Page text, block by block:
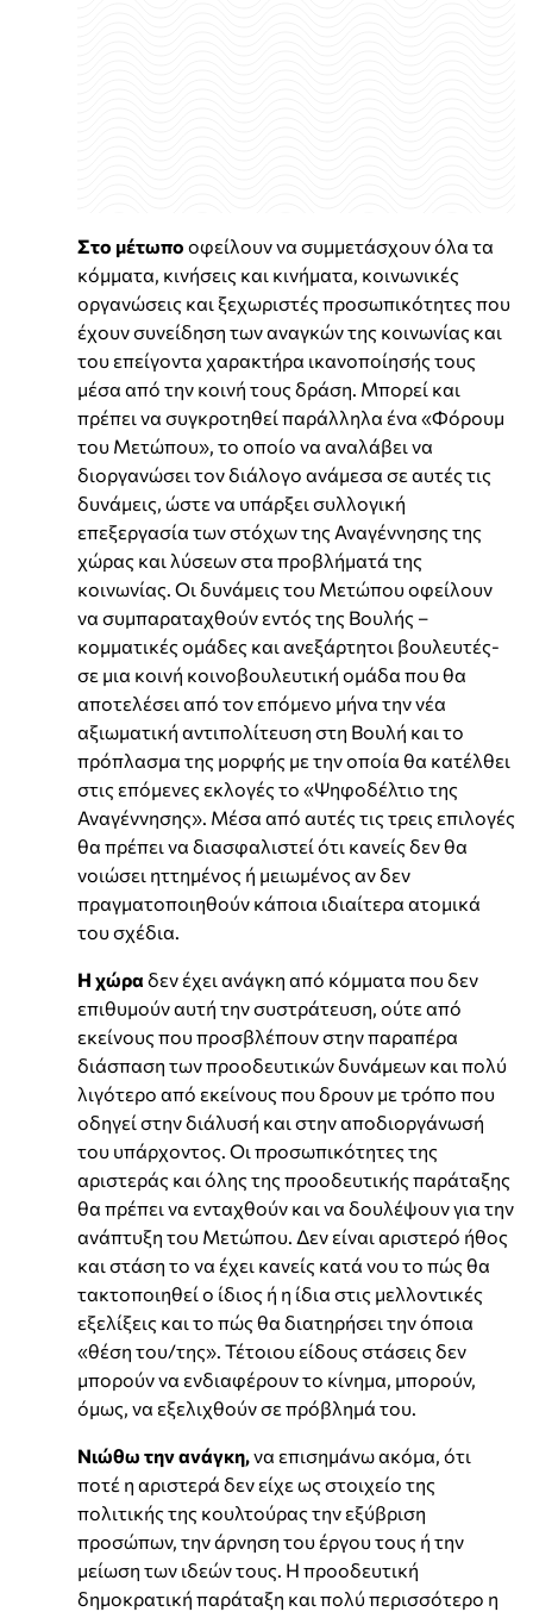
Στο μέτωπο οφείλουν να συμμετάσχουν όλα τα
κόμματα, κινήσεις και κινήματα, κοινωνικές
οργανώσεις και ξεχωριστές προσωπικότητες που
έχουν συνείδηση των αναγκών της κοινωνίας και
του επείγοντα χαρακτήρα ικανοποίησής τους
μέσα από την κοινή τους δράση. Μπορεί και
πρέπει να συγκροτηθεί παράλληλα ένα «Φόρουμ
του Μετώπου», το οποίο να αναλάβει να
διοργανώσει τον διάλογο ανάμεσα σε αυτές τις
δυνάμεις, ώστε να υπάρξει συλλογική
επεξεργασία των στόχων της Αναγέννησης της
χώρας και λύσεων στα προβλήματά της
κοινωνίας. Οι δυνάμεις του Μετώπου οφείλουν
να συμπαραταχθούν εντός της Βουλής –
κομματικές ομάδες και ανεξάρτητοι βουλευτές-
σε μια κοινή κοινοβουλευτική ομάδα που θα
αποτελέσει από τον επόμενο μήνα την νέα
αξιωματική αντιπολίτευση στη Βουλή και το
πρόπλασμα της μορφής με την οποία θα κατέλθει
στις επόμενες εκλογές το «Ψηφοδέλτιο της
Αναγέννησης». Μέσα από αυτές τις τρεις επιλογές
θα πρέπει να διασφαλιστεί ότι κανείς δεν θα
νοιώσει ηττημένος ή μειωμένος αν δεν
πραγματοποιηθούν κάποια ιδιαίτερα ατομικά
του σχέδια.
Η χώρα δεν έχει ανάγκη από κόμματα που δεν
επιθυμούν αυτή την συστράτευση, ούτε από
εκείνους που προσβλέπουν στην παραπέρα
διάσπαση των προοδευτικών δυνάμεων και πολύ
λιγότερο από εκείνους που δρουν με τρόπο που
οδηγεί στην διάλυσή και στην αποδιοργάνωσή
του υπάρχοντος. Οι προσωπικότητες της
αριστεράς και όλης της προοδευτικής παράταξης
θα πρέπει να ενταχθούν και να δουλέψουν για την
ανάπτυξη του Μετώπου. Δεν είναι αριστερό ήθος
και στάση το να έχει κανείς κατά νου το πώς θα
τακτοποιηθεί ο ίδιος ή η ίδια στις μελλοντικές
εξελίξεις και το πώς θα διατηρήσει την όποια
«θέση του/της». Τέτοιου είδους στάσεις δεν
μπορούν να ενδιαφέρουν το κίνημα, μπορούν,
όμως, να εξελιχθούν σε πρόβλημά του.
Νιώθω την ανάγκη, να επισημάνω ακόμα, ότι
ποτέ η αριστερά δεν είχε ως στοιχείο της
πολιτικής της κουλτούρας την εξύβριση
προσώπων, την άρνηση του έργου τους ή την
μείωση των ιδεών τους. Η προοδευτική
δημοκρατική παράταξη και πολύ περισσότερο η